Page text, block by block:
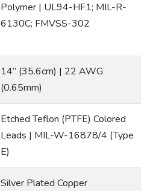
Polymer | UL94-HF1; MIL-R-
6130C; FMVSS-302
14” (35.6cm) | 22 AWG
(0.65mm)
Etched Teflon (PTFE) Colored
Leads | MIL-W-16878/4 (Type
E)
Silver Plated Copper